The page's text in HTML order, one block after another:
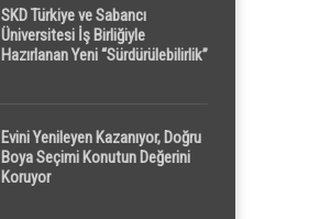
SKD Türkiye ve Sabancı
Üniversitesi İş Birliğiyle
Hazırlanan Yeni “Sürdürülebilirlik”
Evini Yenileyen Kazanıyor, Doğru
Boya Seçimi Konutun Değerini
Koruyor